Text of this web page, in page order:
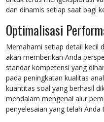
dan dinamis setiap saat bagi
Optimalisasi
Memahami setiap detail kecil
akan memberikan Anda
standar kompetensi yang
pada peningkatan kualitas
kuantitas soal yang berhasil
mendalam mengenai alur
penyelesaian yang telah